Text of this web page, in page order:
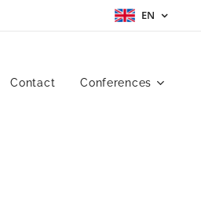
EN
Contact Conferences